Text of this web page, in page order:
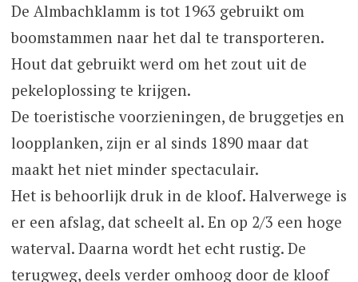
De Almbachklamm is tot 1963 gebruikt om
boomstammen naar het dal te transporteren.
Hout dat gebruikt werd om het zout uit de
pekeloplossing te krijgen.
De toeristische voorzieningen, de bruggetjes en
loopplanken, zijn er al sinds 1890 maar dat
maakt het niet minder spectaculair.
Het is behoorlijk druk in de kloof. Halverwege is
er een afslag, dat scheelt al. En op 2/3 een hoge
waterval. Daarna wordt het echt rustig. De
terugweg, deels verder omhoog door de kloof